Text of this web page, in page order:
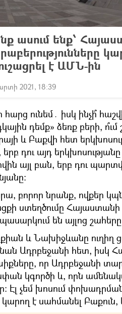
ասում ենք՝
է ԱՄՆ-ին
2021, 18:39
հարց ունեմ․ իսկ ինչի՞
դեմք» ձեռք բերի,
և Բաքվի հետ
դու այդ
այլ բան, երբ դու
բորոր նրանք, ովքեր
ստեղծումը Հայաստանի
են այլոց
և Նախիջևանը ուղիղ
Ադրբեջանի հետ, իսկ
որ Ադրբեջանի
կգործի և, որն
Էլ չեմ խոսում
է սահմանել Բաքուն,